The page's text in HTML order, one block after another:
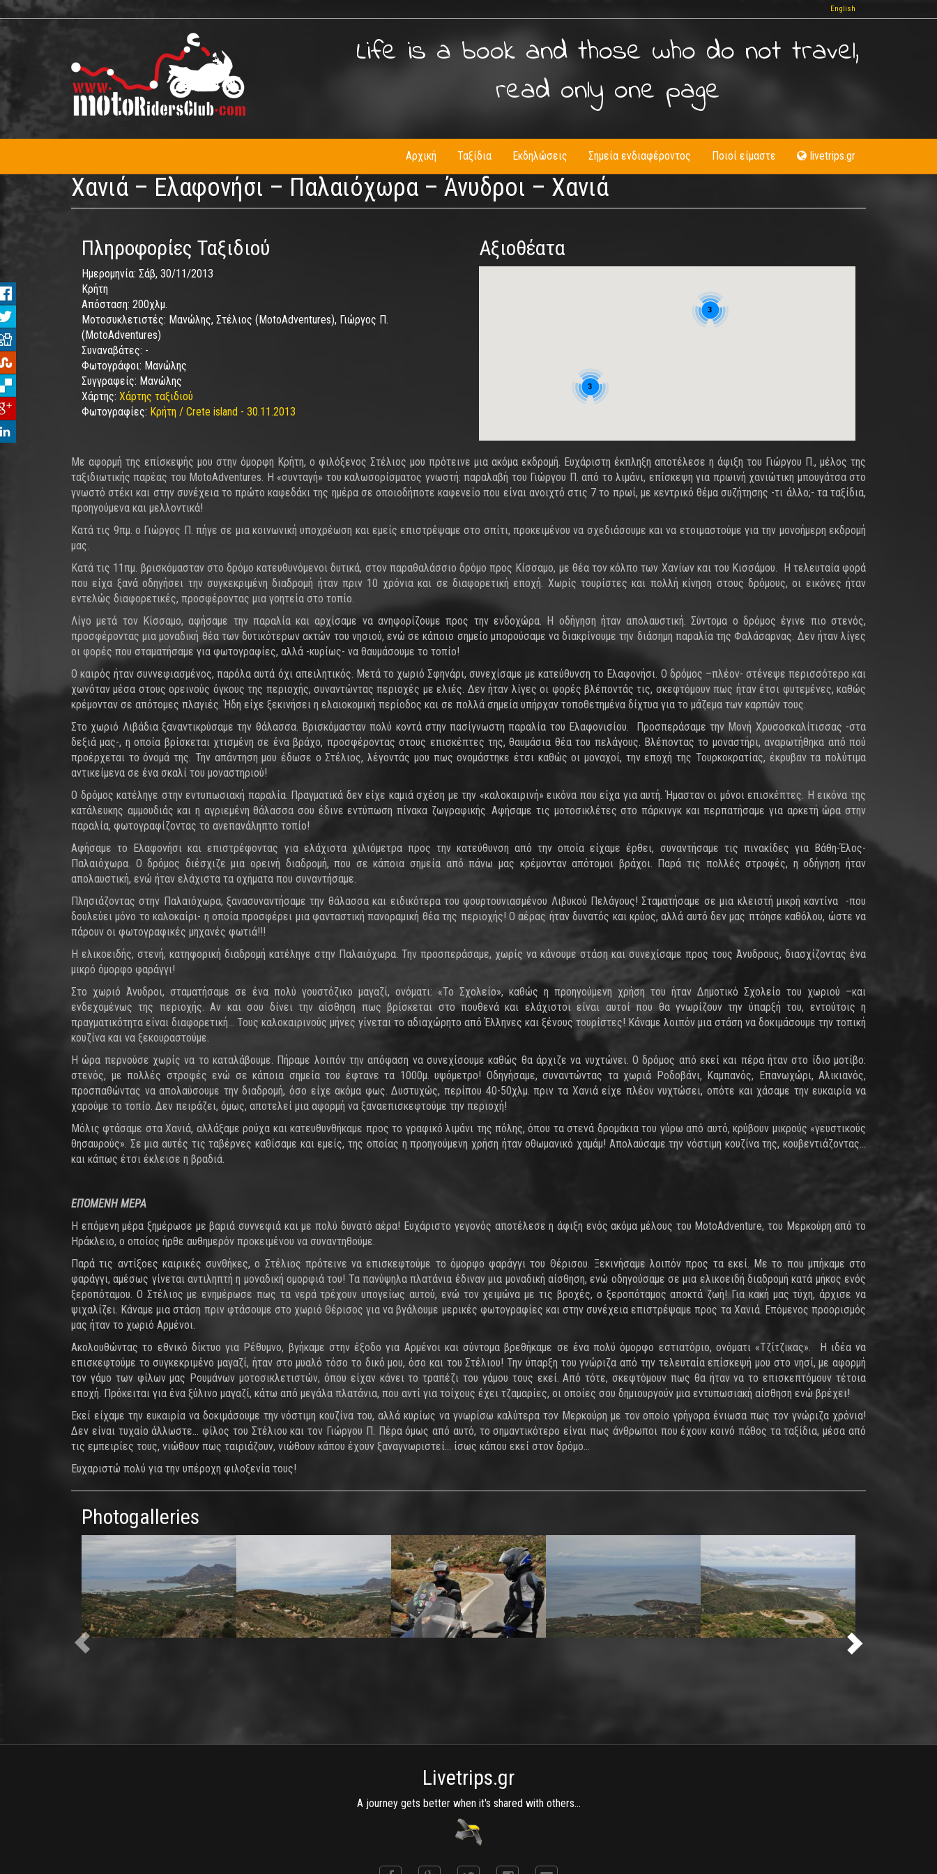
Παράκαμψη
προς
το
κυρίως
περιεχόμενο
English
Life is a book and those who do not travel,
read only one page
Αρχική Ταξίδια Εκδηλώσεις Σημεία ενδιαφέροντος Ποιοί είμαστε livetrips.gr
Χανιά – Ελαφονήσι – Παλαιόχωρα – Άνυδροι – Χανιά
Πληροφορίες Ταξιδιού
Ημερομηνία: Σάβ, 30/11/2013
Κρήτη
Απόσταση: 200χλμ.
Μοτοσυκλετιστές: Μανώλης, Στέλιος (MotoAdventures), Γιώργος Π.
(MotoAdventures)
Συναναβάτες: -
Φωτογράφοι: Μανώλης
Συγγραφείς: Μανώλης
Χάρτης: Χάρτης ταξιδιού
Φωτογραφίες: Κρήτη / Crete island - 30.11.2013
Αξιοθέατα
3
3
Με αφορμή της επίσκεψής μου στην όμορφη Κρήτη, ο φιλόξενος Στέλιος μου πρότεινε μια ακόμα εκδρομή. Ευχάριστη έκπληξη αποτέλεσε η άφιξη του Γιώργου Π., μέλος της
ταξιδιωτικής παρέας του MotoAdventures. Η «συνταγή» του καλωσορίσματος γνωστή: παραλαβή του Γιώργου Π. από το λιμάνι, επίσκεψη για πρωινή χανιώτικη μπουγάτσα στο
γνωστό στέκι και στην συνέχεια το πρώτο καφεδάκι της ημέρα σε οποιοδήποτε καφενείο που είναι ανοιχτό στις 7 το πρωί, με κεντρικό θέμα συζήτησης -τι άλλο;- τα ταξίδια,
προηγούμενα και μελλοντικά!
Κατά τις 9πμ. ο Γιώργος Π. πήγε σε μια κοινωνική υποχρέωση και εμείς επιστρέψαμε στο σπίτι, προκειμένου να σχεδιάσουμε και να ετοιμαστούμε για την μονοήμερη εκδρομή
μας.
Κατά τις 11πμ. βρισκόμασταν στο δρόμο κατευθυνόμενοι δυτικά, στον παραθαλάσσιο δρόμο προς Κίσσαμο, με θέα τον κόλπο των Χανίων και του Κισσάμου. Η τελευταία φορά
που είχα ξανά οδηγήσει την συγκεκριμένη διαδρομή ήταν πριν 10 χρόνια και σε διαφορετική εποχή. Χωρίς τουρίστες και πολλή κίνηση στους δρόμους, οι εικόνες ήταν
εντελώς διαφορετικές, προσφέροντας μια γοητεία στο τοπίο.
Λίγο μετά τον Κίσσαμο, αφήσαμε την παραλία και αρχίσαμε να ανηφορίζουμε προς την ενδοχώρα. Η οδήγηση ήταν απολαυστική. Σύντομα ο δρόμος έγινε πιο στενός,
προσφέροντας μια μοναδική θέα των δυτικότερων ακτών του νησιού, ενώ σε κάποιο σημείο μπορούσαμε να διακρίνουμε την διάσημη παραλία της Φαλάσαρνας. Δεν ήταν λίγες
οι φορές που σταματήσαμε για φωτογραφίες, αλλά -κυρίως- να θαυμάσουμε το τοπίο!
Ο καιρός ήταν συννεφιασμένος, παρόλα αυτά όχι απειλητικός. Μετά το χωριό Σφηνάρι, συνεχίσαμε με κατεύθυνση το Ελαφονήσι. Ο δρόμος –πλέον- στένεψε περισσότερο και
χωνόταν μέσα στους ορεινούς όγκους της περιοχής, συναντώντας περιοχές με ελιές. Δεν ήταν λίγες οι φορές βλέποντάς τις, σκεφτόμουν πως ήταν έτσι φυτεμένες, καθώς
κρέμονταν σε απότομες πλαγιές. Ήδη είχε ξεκινήσει η ελαιοκομική περίοδος και σε πολλά σημεία υπήρχαν τοποθετημένα δίχτυα για το μάζεμα των καρπών τους.
Στο χωριό Λιβάδια ξαναντικρύσαμε την θάλασσα. Βρισκόμασταν πολύ κοντά στην πασίγνωστη παραλία του Ελαφονισίου. Προσπεράσαμε την Μονή Χρυσοσκαλίτισσας -στα
δεξιά μας-, η οποία βρίσκεται χτισμένη σε ένα βράχο, προσφέροντας στους επισκέπτες της, θαυμάσια θέα του πελάγους. Βλέποντας το μοναστήρι, αναρωτήθηκα από πού
προέρχεται το όνομά της. Την απάντηση μου έδωσε ο Στέλιος, λέγοντάς μου πως ονομάστηκε έτσι καθώς οι μοναχοί, την εποχή της Τουρκοκρατίας, έκρυβαν τα πολύτιμα
αντικείμενα σε ένα σκαλί του μοναστηριού!
Ο δρόμος κατέληγε στην εντυπωσιακή παραλία. Πραγματικά δεν είχε καμιά σχέση με την «καλοκαιρινή» εικόνα που είχα για αυτή. Ήμασταν οι μόνοι επισκέπτες. Η εικόνα της
κατάλευκης αμμουδιάς και η αγριεμένη θάλασσα σου έδινε εντύπωση πίνακα ζωγραφικής. Αφήσαμε τις μοτοσικλέτες στο πάρκινγκ και περπατήσαμε για αρκετή ώρα στην
παραλία, φωτογραφίζοντας το ανεπανάληπτο τοπίο!
Αφήσαμε το Ελαφονήσι και επιστρέφοντας για ελάχιστα χιλιόμετρα προς την κατεύθυνση από την οποία είχαμε έρθει, συναντήσαμε τις πινακίδες για Βάθη-Έλος-
Παλαιόχωρα. Ο δρόμος διέσχιζε μια ορεινή διαδρομή, που σε κάποια σημεία από πάνω μας κρέμονταν απότομοι βράχοι. Παρά τις πολλές στροφές, η οδήγηση ήταν
απολαυστική, ενώ ήταν ελάχιστα τα οχήματα που συναντήσαμε.
Πλησιάζοντας στην Παλαιόχωρα, ξανασυναντήσαμε την θάλασσα και ειδικότερα του φουρτουνιασμένου Λιβυκού Πελάγους! Σταματήσαμε σε μια κλειστή μικρή καντίνα -που
δουλεύει μόνο το καλοκαίρι- η οποία προσφέρει μια φανταστική πανοραμική θέα της περιοχής! Ο αέρας ήταν δυνατός και κρύος, αλλά αυτό δεν μας πτόησε καθόλου, ώστε να
πάρουν οι φωτογραφικές μηχανές φωτιά!!!
Η ελικοειδής, στενή, κατηφορική διαδρομή κατέληγε στην Παλαιόχωρα. Την προσπεράσαμε, χωρίς να κάνουμε στάση και συνεχίσαμε προς τους Άνυδρους, διασχίζοντας ένα
μικρό όμορφο φαράγγι!
Στο χωριό Άνυδροι, σταματήσαμε σε ένα πολύ γουστόζικο μαγαζί, ονόματι: «Το Σχολείο», καθώς η προηγούμενη χρήση του ήταν Δημοτικό Σχολείο του χωριού –και
ενδεχομένως της περιοχής. Αν και σου δίνει την αίσθηση πως βρίσκεται στο πουθενά και ελάχιστοι είναι αυτοί που θα γνωρίζουν την ύπαρξή του, εντούτοις η
πραγματικότητα είναι διαφορετική… Τους καλοκαιρινούς μήνες γίνεται το αδιαχώρητο από Έλληνες και ξένους τουρίστες! Κάναμε λοιπόν μια στάση να δοκιμάσουμε την τοπική
κουζίνα και να ξεκουραστούμε.
Η ώρα περνούσε χωρίς να το καταλάβουμε. Πήραμε λοιπόν την απόφαση να συνεχίσουμε καθώς θα άρχιζε να νυχτώνει. Ο δρόμος από εκεί και πέρα ήταν στο ίδιο μοτίβο:
στενός, με πολλές στροφές ενώ σε κάποια σημεία του έφτανε τα 1000μ. υψόμετρο! Οδηγήσαμε, συναντώντας τα χωριά Ροδοβάνι, Καμπανός, Επανωχώρι, Αλικιανός,
προσπαθώντας να απολαύσουμε την διαδρομή, όσο είχε ακόμα φως. Δυστυχώς, περίπου 40-50χλμ. πριν τα Χανιά είχε πλέον νυχτώσει, οπότε και χάσαμε την ευκαιρία να
χαρούμε το τοπίο. Δεν πειράζει, όμως, αποτελεί μια αφορμή να ξαναεπισκεφτούμε την περιοχή!
Μόλις φτάσαμε στα Χανιά, αλλάξαμε ρούχα και κατευθυνθήκαμε προς το γραφικό λιμάνι της πόλης, όπου τα στενά δρομάκια του γύρω από αυτό, κρύβουν μικρούς «γευστικούς
θησαυρούς». Σε μια αυτές τις ταβέρνες καθίσαμε και εμείς, της οποίας η προηγούμενη χρήση ήταν οθωμανικό χαμάμ! Απολαύσαμε την νόστιμη κουζίνα της, κουβεντιάζοντας…
και κάπως έτσι έκλεισε η βραδιά.
ΕΠΟΜΕΝΗ ΜΕΡΑ
Η επόμενη μέρα ξημέρωσε με βαριά συννεφιά και με πολύ δυνατό αέρα! Ευχάριστο γεγονός αποτέλεσε η άφιξη ενός ακόμα μέλους του MotoAdventure, του Μερκούρη από το
Ηράκλειο, ο οποίος ήρθε αυθημερόν προκειμένου να συναντηθούμε.
Παρά τις αντίξοες καιρικές συνθήκες, ο Στέλιος πρότεινε να επισκεφτούμε το όμορφο φαράγγι του Θέρισου. Ξεκινήσαμε λοιπόν προς τα εκεί. Με το που μπήκαμε στο
φαράγγι, αμέσως γίνεται αντιληπτή η μοναδική ομορφιά του! Τα πανύψηλα πλατάνια έδιναν μια μοναδική αίσθηση, ενώ οδηγούσαμε σε μια ελικοειδή διαδρομή κατά μήκος ενός
ξεροπόταμου. Ο Στέλιος με ενημέρωσε πως τα νερά τρέχουν υπογείως αυτού, ενώ τον χειμώνα με τις βροχές, ο ξεροπόταμος αποκτά ζωή! Για κακή μας τύχη, άρχισε να
ψιχαλίζει. Κάναμε μια στάση πριν φτάσουμε στο χωριό Θέρισος για να βγάλουμε μερικές φωτογραφίες και στην συνέχεια επιστρέψαμε προς τα Χανιά. Επόμενος προορισμός
μας ήταν το χωριό Αρμένοι.
Ακολουθώντας το εθνικό δίκτυο για Ρέθυμνο, βγήκαμε στην έξοδο για Αρμένοι και σύντομα βρεθήκαμε σε ένα πολύ όμορφο εστιατόριο, ονόματι «Τζίτζικας». Η ιδέα να
επισκεφτούμε το συγκεκριμένο μαγαζί, ήταν στο μυαλό τόσο το δικό μου, όσο και του Στέλιου! Την ύπαρξη του γνώριζα από την τελευταία επίσκεψή μου στο νησί, με αφορμή
τον γάμο των φίλων μας Ρουμάνων μοτοσικλετιστών, όπου είχαν κάνει το τραπέζι του γάμου τους εκεί. Από τότε, σκεφτόμουν πως θα ήταν να το επισκεπτόμουν τέτοια
εποχή. Πρόκειται για ένα ξύλινο μαγαζί, κάτω από μεγάλα πλατάνια, που αντί για τοίχους έχει τζαμαρίες, οι οποίες σου δημιουργούν μια εντυπωσιακή αίσθηση ενώ βρέχει!
Εκεί είχαμε την ευκαιρία να δοκιμάσουμε την νόστιμη κουζίνα του, αλλά κυρίως να γνωρίσω καλύτερα τον Μερκούρη με τον οποίο γρήγορα ένιωσα πως τον γνώριζα χρόνια!
Δεν είναι τυχαίο άλλωστε… φίλος του Στέλιου και τον Γιώργου Π. Πέρα όμως από αυτό, το σημαντικότερο είναι πως άνθρωποι που έχουν κοινό πάθος τα ταξίδια, μέσα από
τις εμπειρίες τους, νιώθουν πως ταιριάζουν, νιώθουν κάπου έχουν ξαναγνωριστεί… ίσως κάπου εκεί στον δρόμο…
Ευχαριστώ πολύ για την υπέροχη φιλοξενία τους!
Photogalleries
Livetrips.gr
A journey gets better when it's shared with others...